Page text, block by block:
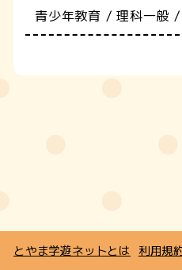
青少年教育 / 理科一般
とやま学遊ネットとは 利用規